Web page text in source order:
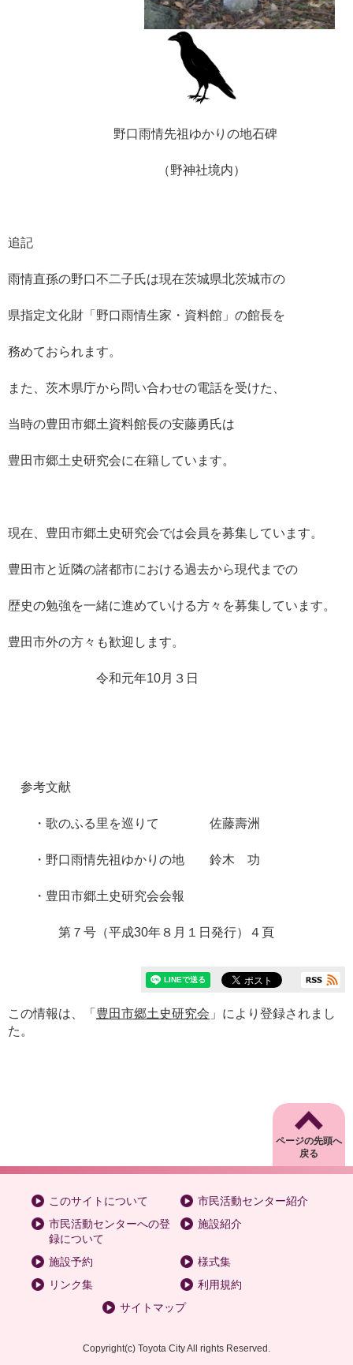
野口雨情先祖ゆかりの地石碑
（野神社境内）
追記
雨情直孫の野口不二子氏は現在茨城県北茨城市の
県指定文化財「野口雨情生家・資料館」の館長を
務めておられます。
また、茨木県庁から問い合わせの電話を受けた、
当時の豊田市郷土資料館長の安藤勇氏は
豊田市郷土史研究会に在籍しています。
現在、豊田市郷土史研究会では会員を募集しています。
豊田市と近隣の諸都市における過去から現代までの
歴史の勉強を一緒に進めていける方々を募集しています。
豊田市外の方々も歓迎します。
令和元年10月３日
参考文献
・歌のふる里を巡りて 佐藤壽洲
・野口雨情先祖ゆかりの地 鈴木 功
・豊田市郷土史研究会会報
第７号（平成30年８月１日発行）４頁
この情報は、「 豊田市郷土史研究会 」により登録されまし
た。
ページの先頭へ
戻る
このサイトについて
市民活動センター紹介
市民活動センターへの登
録について
施設紹介
施設予約
様式集
リンク集
利用規約
サイトマップ
Copyright(c) Toyota City All rights Reserved.